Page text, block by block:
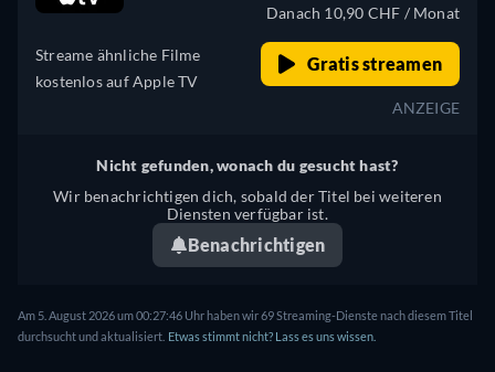
Streame ähnliche Filme
kostenlos auf Apple TV
Danach 10,90 CHF / Monat
Gratis streamen
ANZEIGE
Nicht gefunden, wonach du gesucht hast?
Wir benachrichtigen dich, sobald der Titel bei weiteren
Diensten verfügbar ist.
Benachrichtigen
Am 5. August 2026 um 00:27:46 Uhr haben wir 69 Streaming-Dienste nach diesem Titel
durchsucht und aktualisiert. Etwas stimmt nicht? Lass es uns wissen.